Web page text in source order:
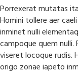
Porrexerat mutatas
Homini tollere aer
inminet nulli
campoque quem
viseret locoque rudis.
origo zonae iapeto